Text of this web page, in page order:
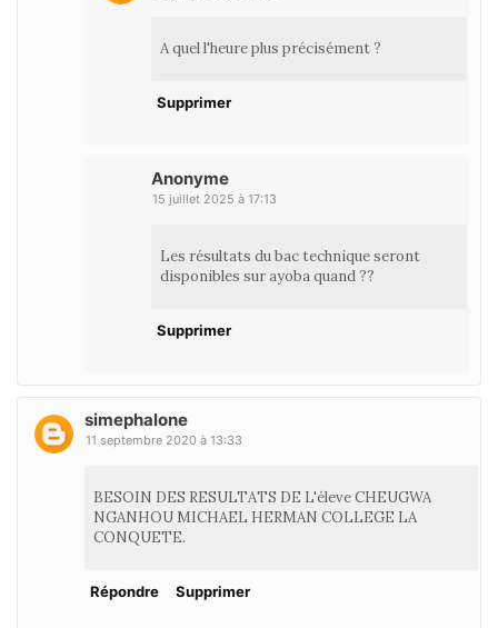
A quel l'heure plus précisément ?
Supprimer
Anonyme
15 juillet 2025 à 17:13
Les résultats du bac technique seront
disponibles sur ayoba quand ??
Supprimer
simephalone
11 septembre 2020 à 13:33
BESOIN DES RESULTATS DE L'éleve CHEUGWA
NGANHOU MICHAEL HERMAN COLLEGE LA
CONQUETE.
Répondre Supprimer